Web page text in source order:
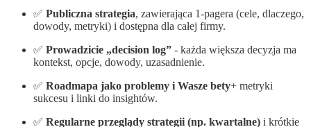
✅ Publiczna strategia, zawierająca 1-pagera (cele, dlaczego,
dowody, metryki) i dostępna dla całej firmy.
✅ Prowadzicie „decision log” - każda większa decyzja ma
kontekst, opcje, dowody, uzasadnienie.
✅ Roadmapa jako problemy i Wasze bety+ metryki
sukcesu i linki do insightów.
✅ Regularne przeglądy strategii (np. kwartalne) i krótkie